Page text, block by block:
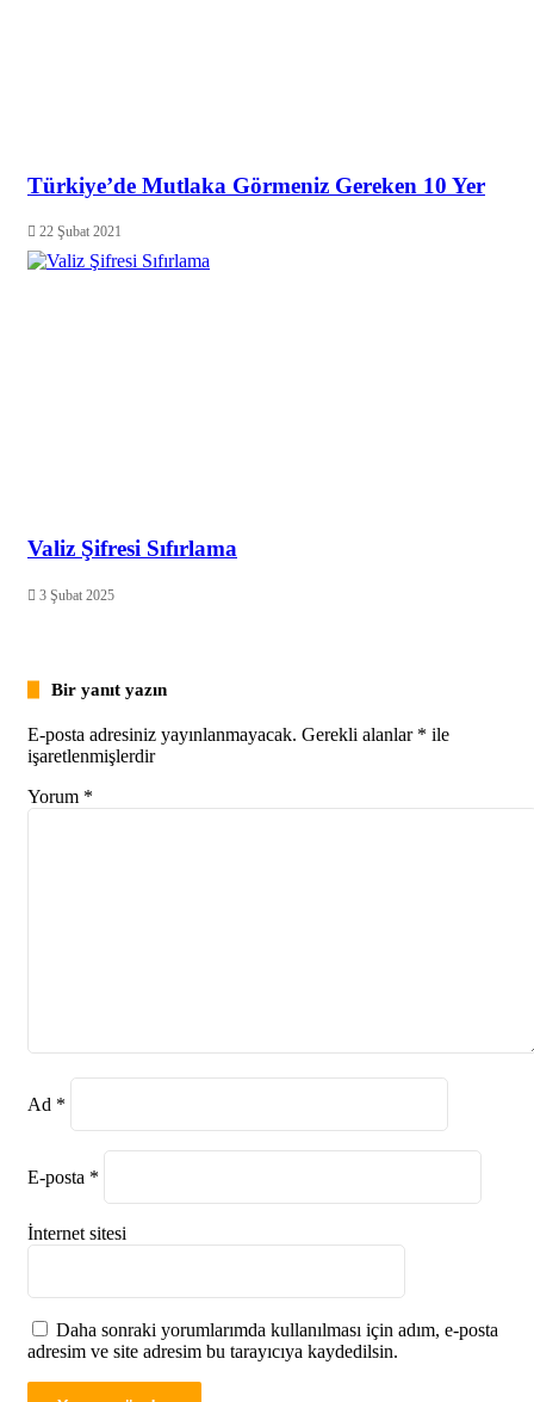
Türkiye’de Mutlaka Görmeniz Gereken 10 Yer
22 Şubat 2021
Valiz Şifresi Sıfırlama
3 Şubat 2025
Bir yanıt yazın
E-posta adresiniz yayınlanmayacak. Gerekli alanlar * ile
işaretlenmişlerdir
Yorum *
Ad *
E-posta *
İnternet sitesi
Daha sonraki yorumlarımda kullanılması için adım, e-posta
adresim ve site adresim bu tarayıcıya kaydedilsin.